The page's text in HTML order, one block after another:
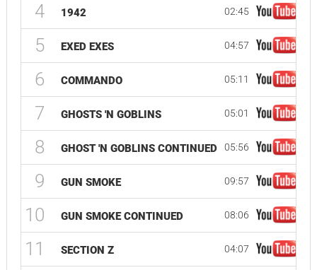
4 1942 02:45
5 EXED EXES 04:57
6 COMMANDO 05:11
7 GHOSTS 'N GOBLINS 05:01
8 GHOST 'N GOBLINS CONTINUED 05:56
9 GUN SMOKE 09:57
10 GUN SMOKE CONTINUED 08:06
11 SECTION Z 04:07